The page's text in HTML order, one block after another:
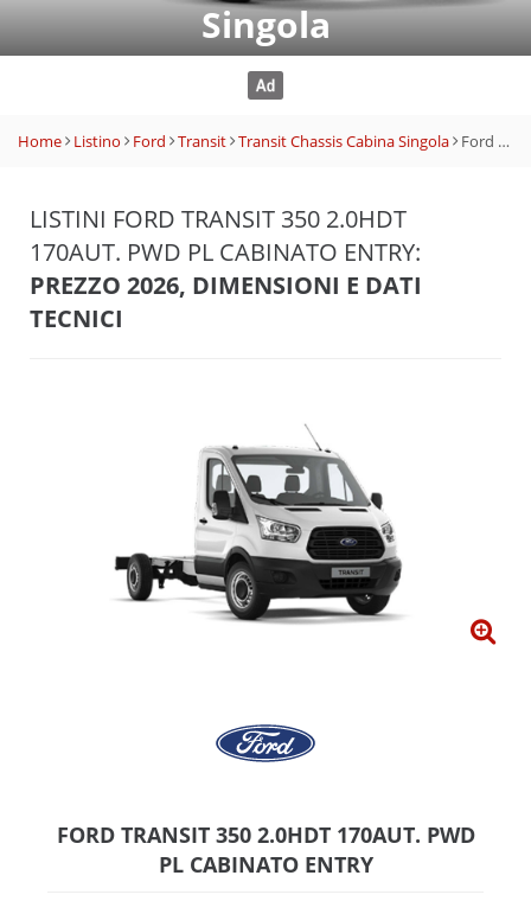
Singola
Home Listino Ford Transit Transit Chassis Cabina Singola Ford Transit 350 2.0HDT 170aut. PWD PL Cabinato Entry
LISTINI FORD TRANSIT 350 2.0HDT
170AUT. PWD PL CABINATO ENTRY:
PREZZO 2026, DIMENSIONI E DATI
TECNICI
FORD TRANSIT 350 2.0HDT 170AUT. PWD
PL CABINATO ENTRY